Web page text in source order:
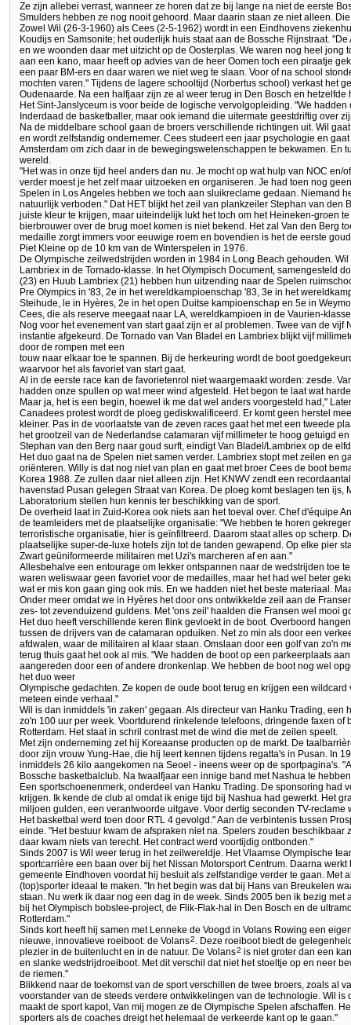
Ze zijn allebei verrast, wanneer ze horen dat ze bij lange na niet de eerste
Smulders hebben ze nog nooit gehoord. Maar daarin staan ze niet alleen.
Zowel Wil (26-3-1960) als Cees (2-5-1962) wordt in een Eindhovens
Koudijs en Samsonite; het ouderlijk huis staat aan de Bossche Rijnstraat.
en we woonden daar met uitzicht op de Oosterplas. We waren nog heel jong
aan een kano, maar heeft op advies van de heer Oomen toch een piraatje
een paar BM-ers en daar waren we niet weg te slaan. Voor of na school
mochten varen." Tijdens de lagere schooltijd (Norbertus school) verkast het
Oudenaarde. Na een halfjaar zijn ze al weer terug in Den Bosch en
Het Sint-Janslyceum is voor beide de logische vervolgopleiding. "We
Inderdaad de basketballer, maar ook iemand die uitermate geestdriftig over
Na de middelbare school gaan de broers verschillende richtingen uit. Wil
en wordt zelfstandig ondernemer. Cees studeert een jaar psychologie en
Amsterdam om zich daar in de bewegingswetenschappen te bekwamen. En
wereld.
"Het was in onze tijd heel anders dan nu. Je mocht op wat hulp van NOC en/
verder moest je het zelf maar uitzoeken en organiseren. Je had toen nog
Spelen in Los Angeles hebben we toch aan sluikreclame gedaan. Niemand
natuurlijk verboden." Dat HET blijkt het zeil van plankzeiler Stephan van den
juiste kleur te krijgen, maar uiteindelijk lukt het toch om het Heineken-groen
bierbrouwer over de brug moet komen is niet bekend. Het zal Van den Berg
medaille zorgt immers voor eeuwige roem en bovendien is het de eerste
Piet Kleine op de 10 km van de Winterspelen in 1976.
De Olympische zeilwedstrijden worden in 1984 in Long Beach gehouden.
Lambriex in de Tornado-klasse. In het Olympisch Document, samengesteld
(23) en Huub Lambriex (21) hebben hun uitzending naar de Spelen
Pre Olympics in '83, 2e in het wereldkampioenschap '83, 3e in het
Steihude, le in Hyères, 2e in het open Duitse kampioenschap en 5e in
Cees, die als reserve meegaat naar LA, wereldkampioen in de Vaurien-
Nog voor het evenement van start gaat zijn er al problemen. Twee van de
instantie afgekeurd. De Tornado van Van Bladel en Lambriex blijkt vijf
door de rompen met een
touw naar elkaar toe te spannen. Bij de herkeuring wordt de boot
waarvoor het als favoriet van start gaat.
Al in de eerste race kan de favorietenrol niet waargemaakt worden: zesde.
hadden onze spullen op wat meer wind afgesteld. Het begon te laat wat
Maar ja, het is een begin, hoewel ik me dat wel anders voorgesteld had,"
Canadees protest wordt de ploeg gediskwalificeerd. Er komt geen herstel
kleiner. Pas in de voorlaatste van de zeven races gaat het met een tweede
het grootzeil van de Nederlandse catamaran vijf millimeter te hoog getuigd
Stephan van den Berg naar goud surft, eindigt Van Bladel/Lambriex op de
Het duo gaat na de Spelen niet samen verder. Lambriex stopt met zeilen en
oriënteren. Willy is dat nog niet van plan en gaat met broer Cees de boot
Korea 1988. Ze zullen daar niet alleen zijn. Het KNWV zendt een
havenstad Pusan gelegen Straat van Korea. De ploeg komt beslagen ten ijs,
Laboratorium stellen hun kennis ter beschikking van de sport.
De overheid laat in Zuid-Korea ook niets aan het toeval over. Chef d'équipe
de teamleiders met de plaatselijke organisatie: "We hebben te horen
terroristische organisatie, hier is geïnfiltreerd. Daarom staat alles op scherp.
plaatselijke super-de-luxe hotels zijn tot de tanden gewapend. Op elke pier
Zwart geüniformeerde militairen met Uzi's marcheren af en aan."
Allesbehalve een entourage om lekker ontspannen naar de wedstrijden toe
waren weliswaar geen favoriet voor de medailles, maar het had wel beter
wat er mis kon gaan ging ook mis. En we hadden niet het beste materiaal.
Onder meer omdat we in Hyères het door ons ontwikkelde zeil aan de
zes- tot zevenduizend guldens. Met 'ons zeil' haalden die Fransen wel mooi
Het duo heeft verschillende keren flink gevloekt in de boot. Overboord
tussen de drijvers van de catamaran opduiken. Net zo min als door een
afdwalen, waar de militairen al klaar staan. Omslaan door een golf van zo'n
terug thuis gaat het ook al mis. "We hadden de boot op een parkeerplaats
aangereden door een of andere dronkenlap. We hebben de boot nog wel
het duo weer
Olympische gedachten. Ze kopen de oude boot terug en krijgen een wildcard
meteen einde verhaal."
Wil is dan inmiddels 'in zaken' gegaan. Als directeur van Hanku Trading,
zo'n 100 uur per week. Voortdurend rinkelende telefoons, dringende faxen of
Rotterdam. Het staat in schril contrast met de wind die met de zeilen speelt.
Met zijn onderneming zet hij Koreaanse producten op de markt. De
door zijn vrouw Yung-Hae, die hij leert kennen tijdens regatta's in Pusan. In
inmiddels 26 kilo aangekomen na Seoel - ineens weer op de sportpagina's.
Bossche basketbalclub. Na twaalfjaar een innige band met Nashua te
Een sportschoenenmerk, onderdeel van Hanku Trading. De sponsoring had
krijgen. Ik kende de club al omdat ik enige tijd bij Nashua had gewerkt. Het
miljoen gulden, een verantwoorde uitgave. Voor dertig seconden TV-
Het basketbal werd toen door RTL 4 gevolgd." Aan de verbintenis tussen
einde. "Het bestuur kwam de afspraken niet na. Spelers zouden beschikbaar
daar kwam niets van terecht. Het contract werd voortijdig ontbonden."
Sinds 2007 is Wil weer terug in het zeilwereldje. Het Vlaamse Olympische
sportcarrière een baan over bij het Nissan Motorsport Centrum. Daarna
gemeente Eindhoven voordat hij besluit als zelfstandige verder te gaan. Met
(top)sporter ideaal te maken. "In het begin was dat bij Hans van Breukelen
staan. Nu werk ik daar nog een dag in de week. Sinds 2005 ben ik bezig
bij het Olympisch bobslee-project, de Flik-Flak-hal in Den Bosch en de
Rotterdam."
Sinds kort heeft hij samen met Lenneke de Voogd in Volans Rowing een
nieuwe, innovatieve roeiboot: de Volans2. Deze roeiboot biedt de
plezier in de buitenlucht en in de natuur. De Volans2 is niet groter dan een
en slanke wedstrijdroeiboot. Met dit verschil dat niet het stoeltje op en neer
de riemen."
Blikkend naar de toekomst van de sport verschillen de twee broers, zoals al
voorstander van de steeds verdere ontwikkelingen van de technologie. Wil is
maakt de sport kapot, Van mij mogen ze de Olympische Spelen afschaffen.
sporters als de coaches dreigt het helemaal de verkeerde kant op te gaan."